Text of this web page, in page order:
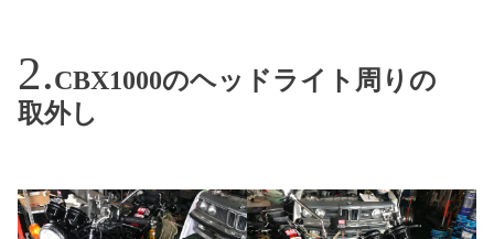
CBX1000のヘッドライト周りの
取外し